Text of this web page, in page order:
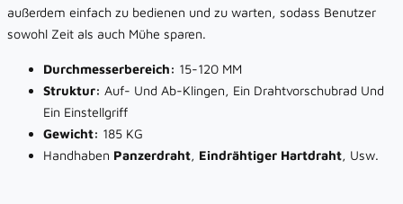
außerdem einfach zu bedienen und zu warten, sodass Benutzer
sowohl Zeit als auch Mühe sparen.
Durchmesserbereich: 15-120 MM
Struktur: Auf- Und Ab-Klingen, Ein Drahtvorschubrad Und
Ein Einstellgriff
Gewicht: 185 KG
Handhaben Panzerdraht, Eindrähtiger Hartdraht, Usw.